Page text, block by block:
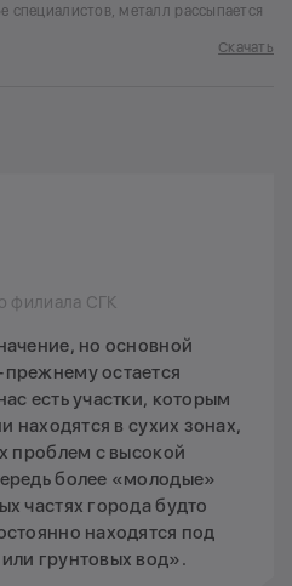
специалистов, металл рассыпается
Скачать
филиала СГК
но основной
остается
есть участки, которым
находятся в сухих зонах,
проблем с высокой
более «молодые»
частях города будто
находятся под
грунтовых вод».